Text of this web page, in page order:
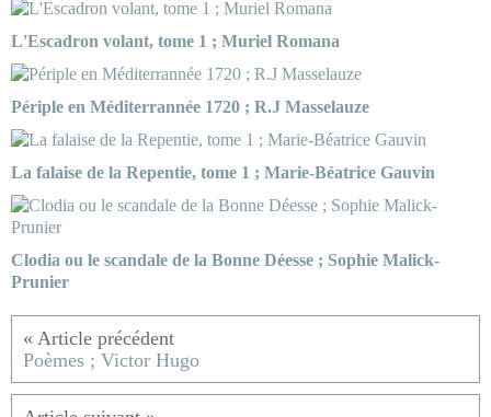
L'Escadron volant, tome 1 ; Muriel Romana
Périple en Méditerrannée 1720 ; R.J Masselauze
La falaise de la Repentie, tome 1 ; Marie-Béatrice Gauvin
Clodia ou le scandale de la Bonne Déesse ; Sophie Malick-
Prunier
Poèmes ; Victor Hugo